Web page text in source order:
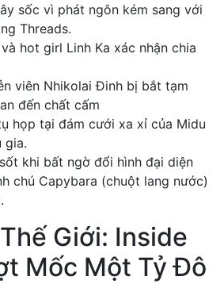
sốc vì phát ngôn kém sang với
Threads.
hot girl Linh Ka xác nhận chia
viên Nhikolai Đinh bị bắt tạm
đến chất cấm
họp tại đám cưới xa xỉ của Midu
gia.
khi bất ngờ đổi hình đại diện
chú Capybara (chuột lang nước)
Giới: Inside
Mốc Một Tỷ Đô